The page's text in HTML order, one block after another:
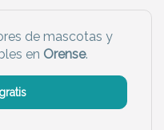
Profesor
de mascotas y
en Orense.